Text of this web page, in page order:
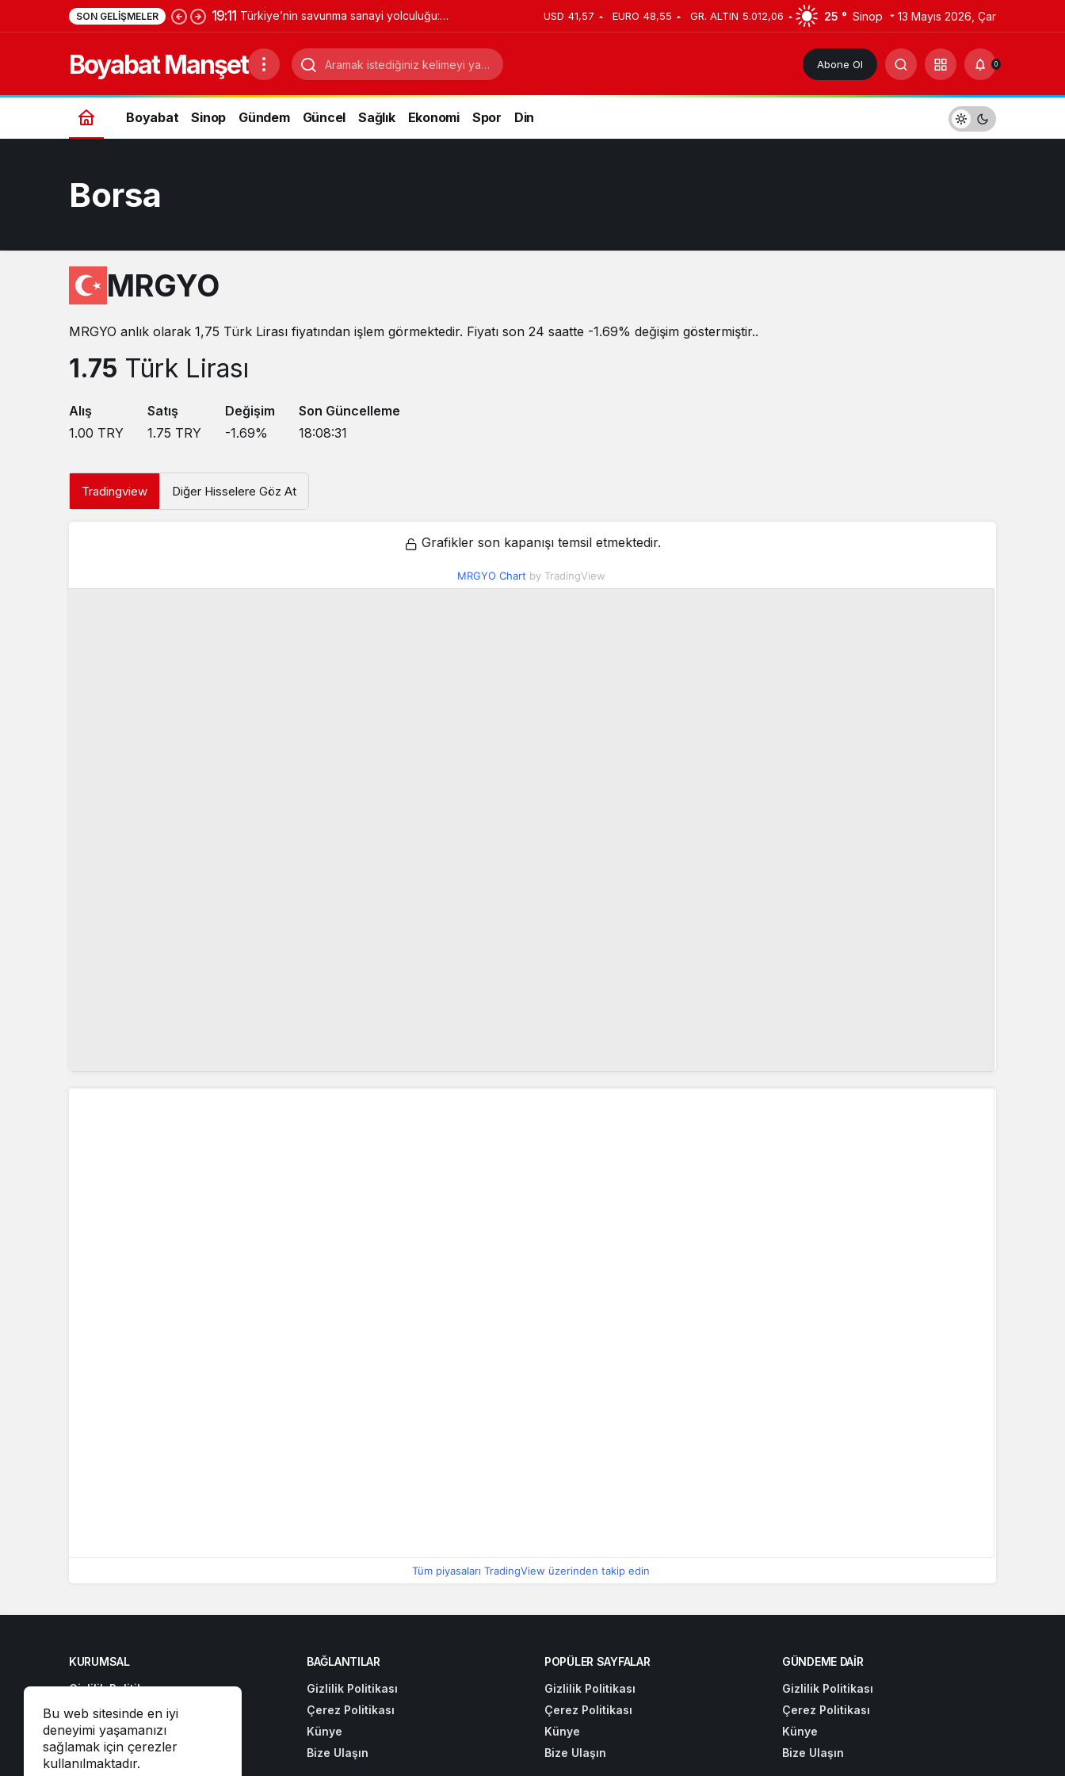
SON GELIŞMELER 19:11 Türkiye’nin savunma sanayi yolculuğu:
Yıldırımhan’a uzanan stratejik dönüşüm
USD 41,57 EURO 48,55 GR. ALTIN 5.012,06 25 ° Sinop 13 Mayıs 2026, Çar
Boyabat Manşet Abone Ol 0
Boyabat Sinop Gündem Güncel Sağlık Ekonomi Spor Din
Borsa
MRGYO
MRGYO anlık olarak 1,75 Türk Lirası fiyatından işlem görmektedir. Fiyatı son 24 saatte -1.69% değişim göstermiştir..
1.75 Türk Lirası
Alış
1.00 TRY
Satış
1.75 TRY
Değişim
-1.69%
Son Güncelleme
18:08:31
Tradingview Diğer Hisselere Göz At
Grafikler son kapanışı temsil etmektedir.
MRGYO Chart by TradingView
Tüm piyasaları TradingView üzerinden takip edin
Bu web sitesinde en iyi
deneyimi yaşamanızı
sağlamak için çerezler
kullanılmaktadır.
KURUMSAL
Gizlilik Politikası
Çerez Politikası
Künye
Bize Ulaşın
BAĞLANTILAR
Gizlilik Politikası
Çerez Politikası
Künye
Bize Ulaşın
POPÜLER SAYFALAR
Gizlilik Politikası
Çerez Politikası
Künye
Bize Ulaşın
GÜNDEME DAIR
Gizlilik Politikası
Çerez Politikası
Künye
Bize Ulaşın